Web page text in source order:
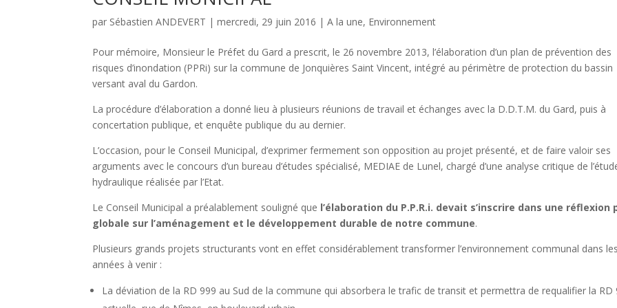
par Sébastien ANDEVERT |mercredi, 29 juin 2016 |A la une, Environnement
Pour mémoire, Monsieur le Préfet du Gard a prescrit, le 26 novembre 2013, l’élaboration d’un plan de prévention des
risques d’inondation (PPRi) sur la commune de Jonquières Saint Vincent, intégré au périmètre de protection du bassin
versant aval du Gardon.
La procédure d’élaboration a donné lieu à plusieurs réunions de travail et échanges avec la D.D.T.M. du Gard, puis à
concertation publique, et enquête publique du au dernier.
L’occasion, pour le Conseil Municipal, d’exprimer fermement son opposition au projet présenté, et de faire valoir ses
arguments avec le concours d’un bureau d’études spécialisé, MEDIAE de Lunel, chargé d’une analyse critique de
hydraulique réalisée par l’Etat.
Le Conseil Municipal a préalablement souligné que l’élaboration du P.P.R.i. devait s’inscrire dans une réflexion
globale sur l’aménagement et le développement durable de notre commune.
Plusieurs grands projets structurants vont en effet considérablement transformer l’environnement communal dans les
années à venir :
La déviation de la RD 999 au Sud de la commune qui absorbera le trafic de transit et permettra de requalifier la RD